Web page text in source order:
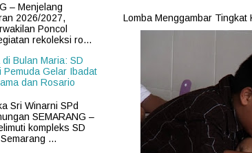
Lomba Menggambar Tingkat
– Menjelang
2026/2027,
Poncol
rekoleksi ro...
Bulan Maria: SD
Pemuda Gelar Ibadat
dan Rosario
Sri Winarni SPd
SEMARANG –
kompleks SD
...